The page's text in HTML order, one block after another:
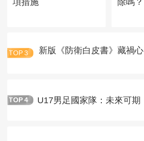
TOP 3 新版《防衛白皮書》藏禍心
TOP 4 U17男足國家隊：未來可期